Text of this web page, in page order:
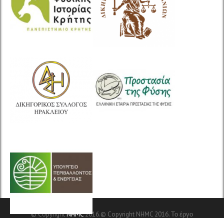
© CopyrightNHMC2016.© Copyright NHMC 2016. Το έργο